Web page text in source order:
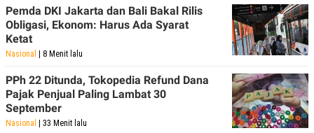
POLICY
Pemda DKI Jakarta dan Bali Bakal Rilis
Obligasi, Ekonom: Harus Ada Syarat
Ketat
Nasional | 8 Menit lalu
PPh 22 Ditunda, Tokopedia Refund Dana
Pajak Penjual Paling Lambat 30
September
Nasional | 33 Menit lalu